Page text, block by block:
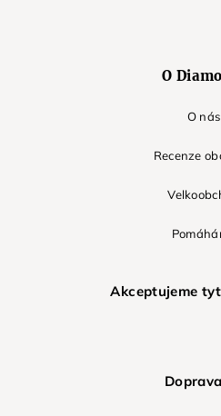
O
O nás
Recenze
Akceptujeme